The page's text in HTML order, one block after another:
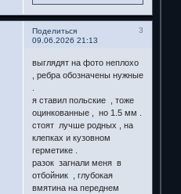
Поделиться
3
09.06.2026 21:13
выглядят на фото неплохо
, ребра обозначены нужные
я ставил польские , тоже
оцинкованные , но 1.5 мм .
стоят лучше родных , на
клепках и кузовном
герметике .
разок загнали меня в
отбойник , глубокая
вмятина на переднем